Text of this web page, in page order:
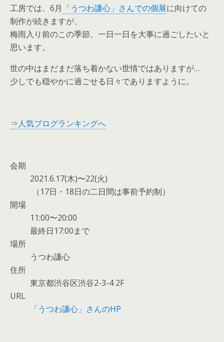
工房では、6月 「うつわ謙心」さんでの個展に向けての
制作が続きますが、
梅雨入り前のこの季節、一日一日を大事に過ごしたいと
思います。
世の中はまだまだ落ち着かない世情ではありますが…
少しでも穏やかに過ごせる日々でありますように。
⇒人気ブログランキングへ
会期
2021.6.17(木)〜22(火)
（17日・18日の二日間は事前予約制）
開場
11:00〜20:00
最終日17:00まで
場所
うつわ謙心
住所
東京都渋谷区渋谷2-3-4 2F
URL
「うつわ謙心」さんのHP